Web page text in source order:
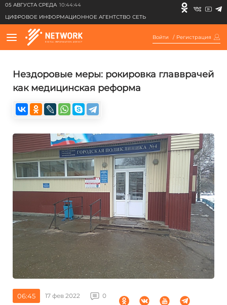
05 АВГУСТА СРЕДА 10:44:44
ЦИФРОВОЕ ИНФОРМАЦИОННОЕ АГЕНТСТВО СЕТЬ
Войти / Регистрация
Нездоровые меры: рокировка главврачей
как медицинская реформа
06:45 17 фев 2022 0